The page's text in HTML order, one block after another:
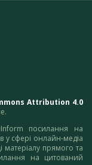
Attribution 4.0
посилання на
у сфері онлайн-медіа
прямого та
на цитований